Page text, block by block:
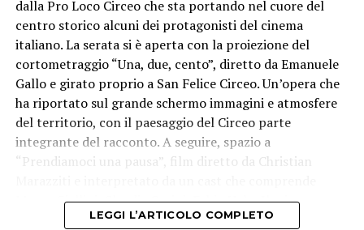
dalla Pro Loco Circeo che sta portando nel cuore del
centro storico alcuni dei protagonisti del cinema
italiano. La serata si è aperta con la proiezione del
cortometraggio “Una, due, cento”, diretto da Emanuele
Gallo e girato proprio a San Felice Circeo. Un’opera che
ha riportato sul grande schermo immagini e atmosfere
del territorio, con il paesaggio del Circeo parte
integrante del racconto. A seguire, spazio a
“Prendiamoci una pausa”, film diretto da Christian
Marco Giallini, Claudia Gerini, Fabio Volo, Ilenia
Pastorelli e Paolo Calabresi.
LEGGI L’ARTICOLO COMPLETO